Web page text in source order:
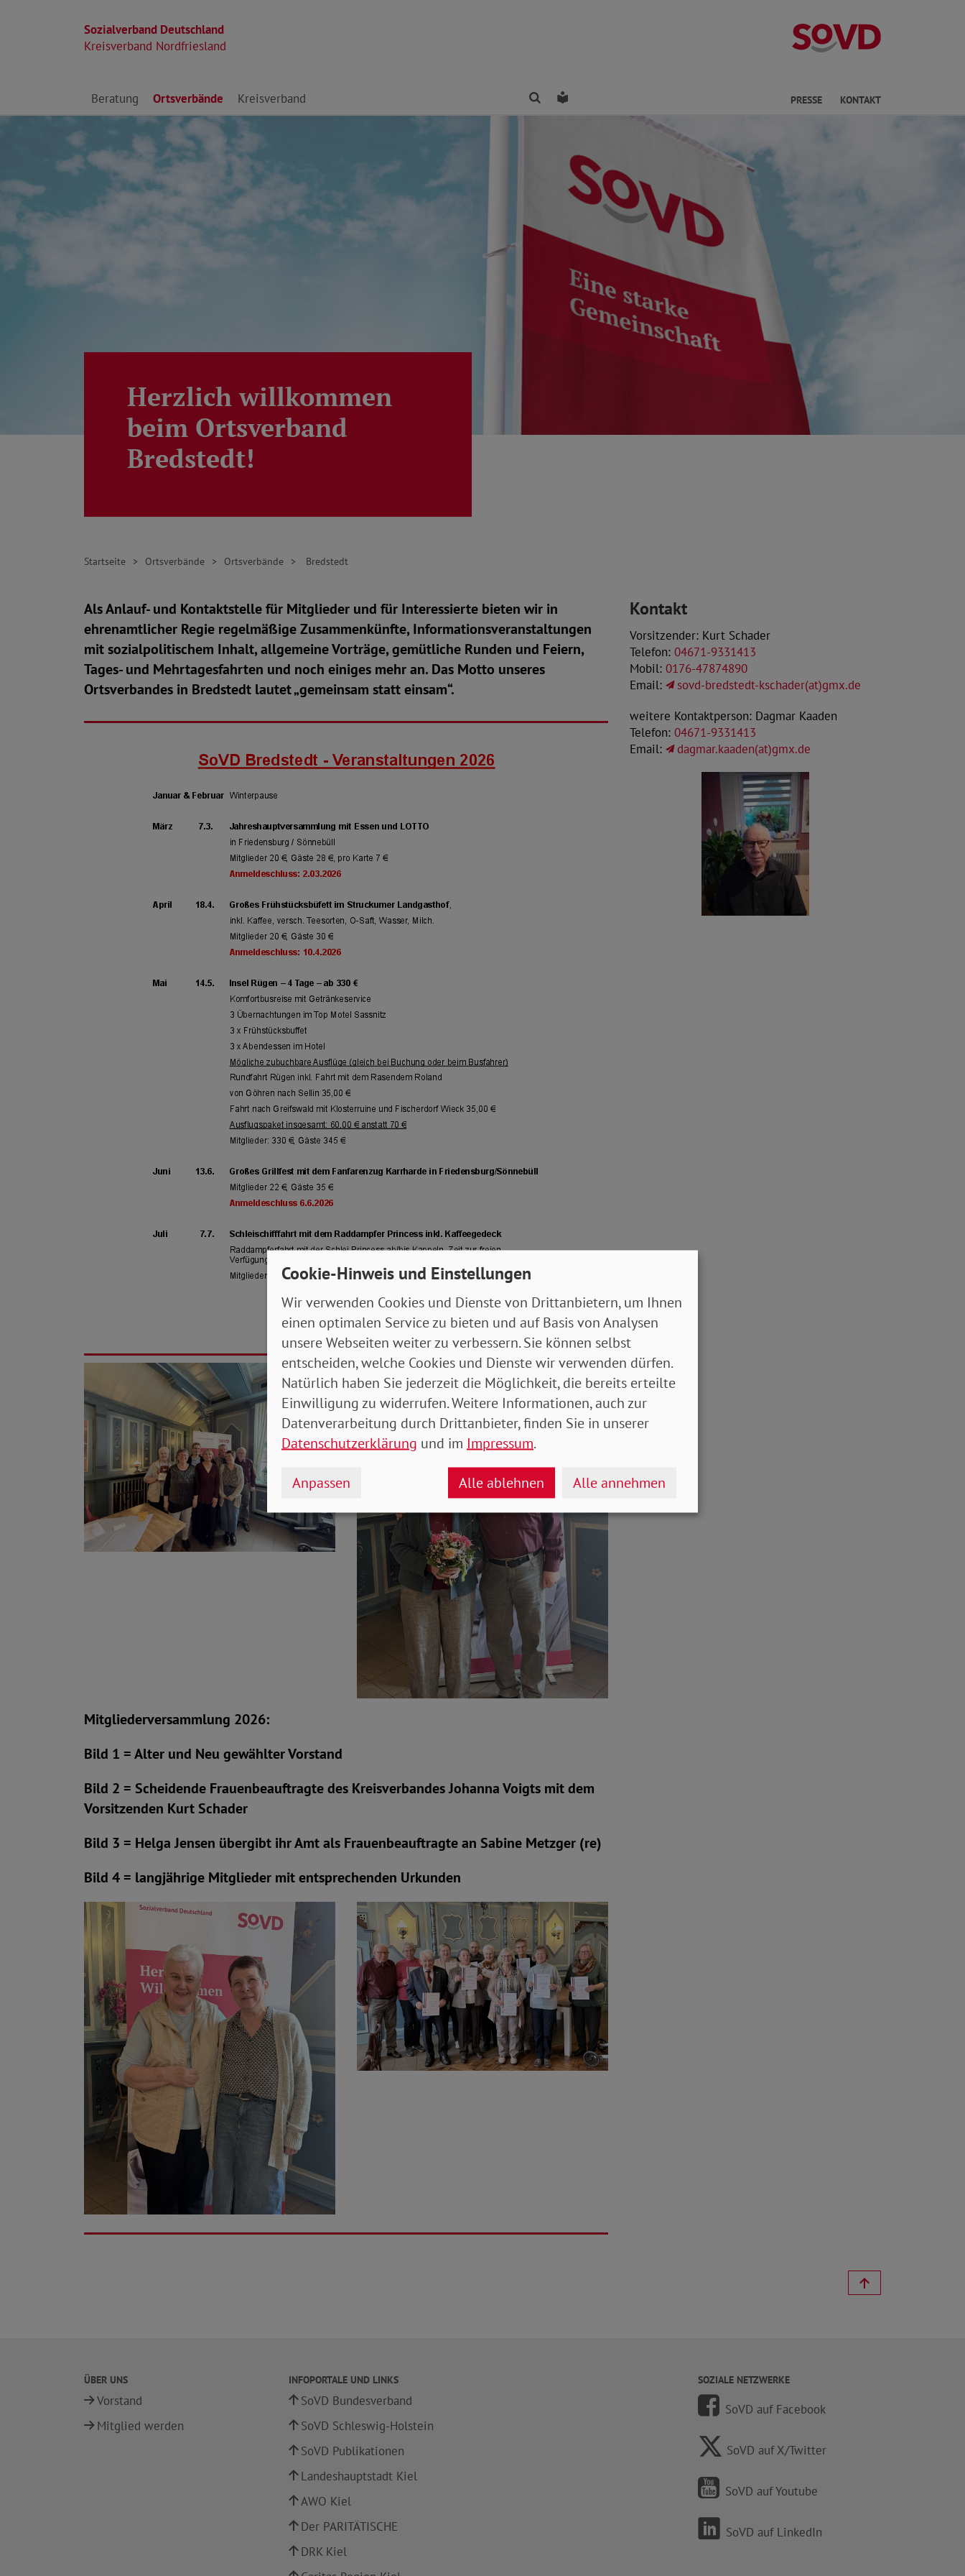
Sozialverband Deutschland
Kreisverband Nordfriesland
Kreisverband
Direkt zu den Inhalten springen
Beratung Ortsverbände Kreisverband FindenLeichte Sprache PRESSE KONTAKT
Herzlich willkommen
beim Ortsverband
Bredstedt!
Startseite Ortsverbände Ortsverbände Bredstedt
Als Anlauf- und Kontaktstelle für Mitglieder und für Interessierte bieten wir in
ehrenamtlicher Regie regelmäßige Zusammenkünfte, Informationsveranstaltungen
mit sozialpolitischem Inhalt, allgemeine Vorträge, gemütliche Runden und Feiern,
Tages- und Mehrtagesfahrten und noch einiges mehr an. Das Motto unseres
Ortsverbandes in Bredstedt lautet „gemeinsam statt einsam“.
Mitgliederversammlung 2026:
Bild 1 = Alter und Neu gewählter Vorstand
Bild 2 = Scheidende Frauenbeauftragte des Kreisverbandes Johanna Voigts mit dem
Vorsitzenden Kurt Schader
Bild 3 = Helga Jensen übergibt ihr Amt als Frauenbeauftragte an Sabine Metzger (re)
Bild 4 = langjährige Mitglieder mit entsprechenden Urkunden
Kontakt
Vorsitzender: Kurt Schader
Telefon: 04671-9331413
Mobil: 0176-47874890
Email:
sovd-bredstedt-kschader(at)gmx.de
weitere Kontaktperson: Dagmar Kaaden
Telefon: 04671-9331413
Email:
dagmar.kaaden(at)gmx.de
ÜBER UNS
Vorstand
Mitglied werden
INFOPORTALE UND LINKS
SoVD Bundesverband
SoVD Schleswig-Holstein
SoVD Publikationen
Landeshauptstadt Kiel
AWO Kiel
Der PARITÄTISCHE
DRK Kiel
SOZIALE NETZWERKE
SoVD auf Facebook
SoVD auf X/Twitter
SoVD auf Youtube
SoVD auf LinkedIn
Cookie-Hinweis und Einstellungen
Wir verwenden Cookies und Dienste von Drittanbietern, um Ihnen
einen optimalen Service zu bieten und auf Basis von Analysen
unsere Webseiten weiter zu verbessern. Sie können selbst
entscheiden, welche Cookies und Dienste wir verwenden dürfen.
Natürlich haben Sie jederzeit die Möglichkeit, die bereits erteilte
Einwilligung zu widerrufen. Weitere Informationen, auch zur
Datenverarbeitung durch Drittanbieter, finden Sie in unserer
Datenschutzerklärung und im Impressum.
Anpassen Alle ablehnen Alle annehmen